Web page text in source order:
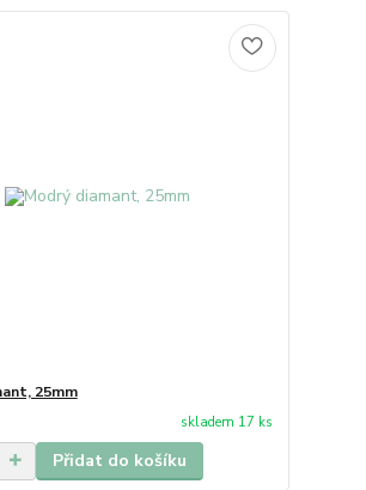
25mm
skladem 17 ks
Přidat do košíku